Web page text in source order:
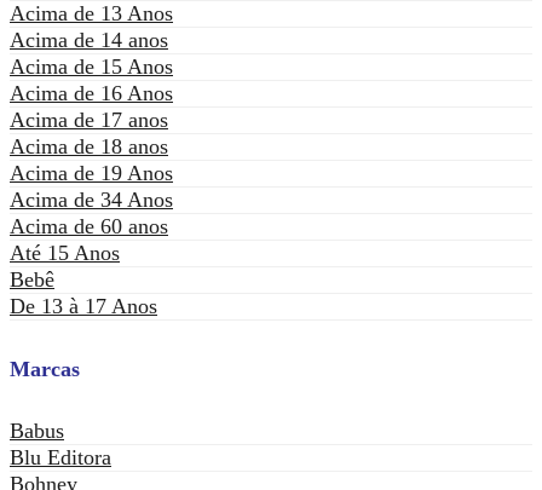
Acima de 13 Anos
Acima de 14 anos
Acima de 15 Anos
Acima de 16 Anos
Acima de 17 anos
Acima de 18 anos
Acima de 19 Anos
Acima de 34 Anos
Acima de 60 anos
Até 15 Anos
Bebê
De 13 à 17 Anos
Marcas
Babus
Blu Editora
Bohney